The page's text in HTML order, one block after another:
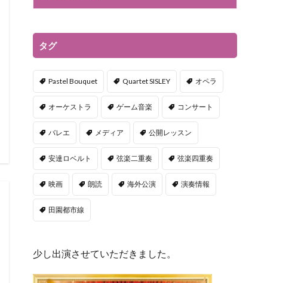
タグ
Pastel Bouquet Quartet SISLEY オペラ
オーケストラ ゲーム音楽 コンサート
バレエ メディア 公開レッスン
安達ロベルト 弦楽二重奏 弦楽四重奏
映画 朗読 海外公演 演奏情報
田園都市線
少し出演させていただきました。